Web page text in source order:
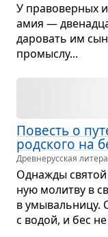
У пра­во­вер­ных
амия —
даро­вать им
про­мыслу...
Повесть о
род­ского на
Древне­русская
Одна­жды
ную молитву в
в умы­валь­ницу.
с водой, и бес